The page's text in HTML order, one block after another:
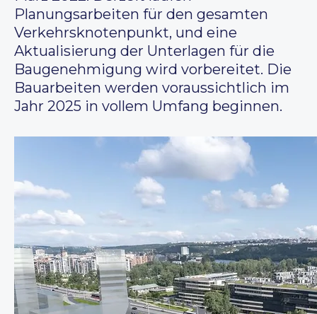
Planungsarbeiten für den gesamten
Verkehrsknotenpunkt, und eine
Aktualisierung der Unterlagen für die
Baugenehmigung wird vorbereitet. Die
Bauarbeiten werden voraussichtlich im
Jahr 2025 in vollem Umfang beginnen.